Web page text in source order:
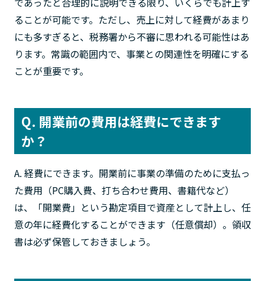
ることが可能です。ただし、売上に対して経費があまり
にも多すぎると、税務署から不審に思われる可能性はあ
ります。常識の範囲内で、事業との関連性を明確にする
ことが重要です。
Q. 開業前の費用は経費にできます
か？
A. 経費にできます。開業前に事業の準備のために支払っ
た費用（PC購入費、打ち合わせ費用、書籍代など）
は、「開業費」という勘定項目で資産として計上し、任
意の年に経費化することができます（任意償却）。領収
書は必ず保管しておきましょう。